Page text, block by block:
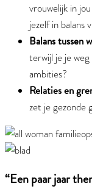
vrouwelijk in
jezelf in balans
Balans tussen
terwijl je je
ambities?
Relaties en
zet je gezonde
“Een paar jaar